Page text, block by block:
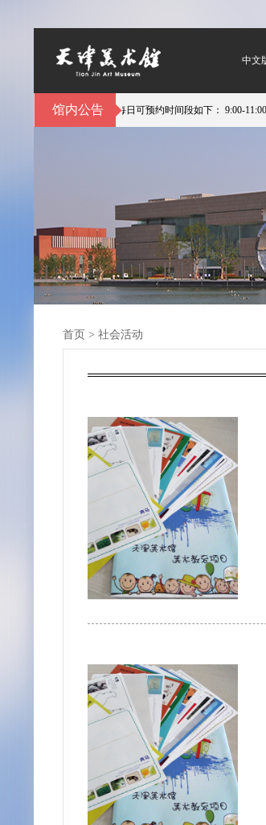
中文
馆内公告
行分时预约参观。每日可预约时间段如下： 9:00-11:00；
首页 > 社会活动